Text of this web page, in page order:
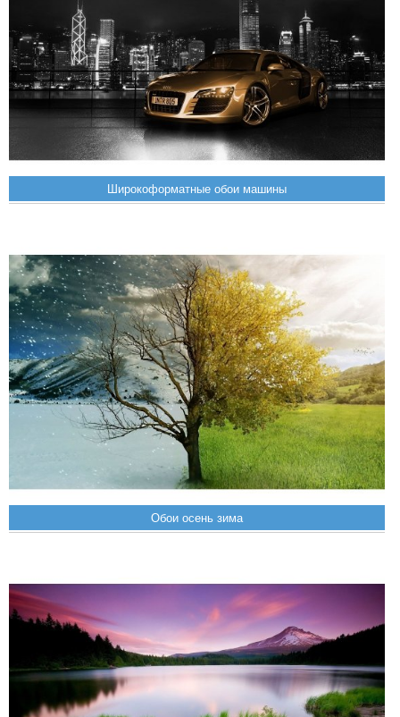
Широкоформатные обои машины
Обои осень зима